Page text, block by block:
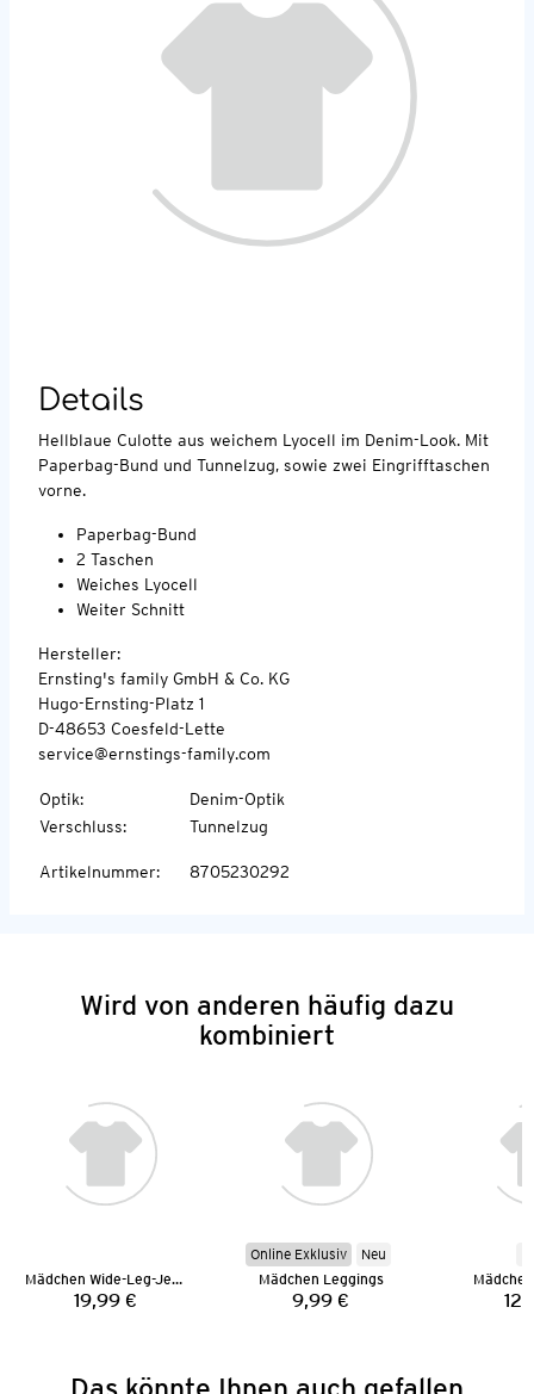
Details
Hellblaue Culotte aus weichem Lyocell im Denim-Look. Mit
Paperbag-Bund und Tunnelzug, sowie zwei Eingrifftaschen
vorne.
Paperbag-Bund
2 Taschen
Weiches Lyocell
Weiter Schnitt
Hersteller:
Ernsting's family GmbH & Co. KG
Hugo-Ernsting-Platz 1
D-48653 Coesfeld-Lette
service@ernstings-family.com
Optik:
Denim-Optik
Verschluss: Tunnelzug
Artikelnummer: 8705230292
Wird von anderen häufig dazu
kombiniert
Mädchen Wide-Leg-Jeans
Preis:
19,99 €
Online Exklusiv
Neu
Mädchen Leggings
Preis:
9,99 €